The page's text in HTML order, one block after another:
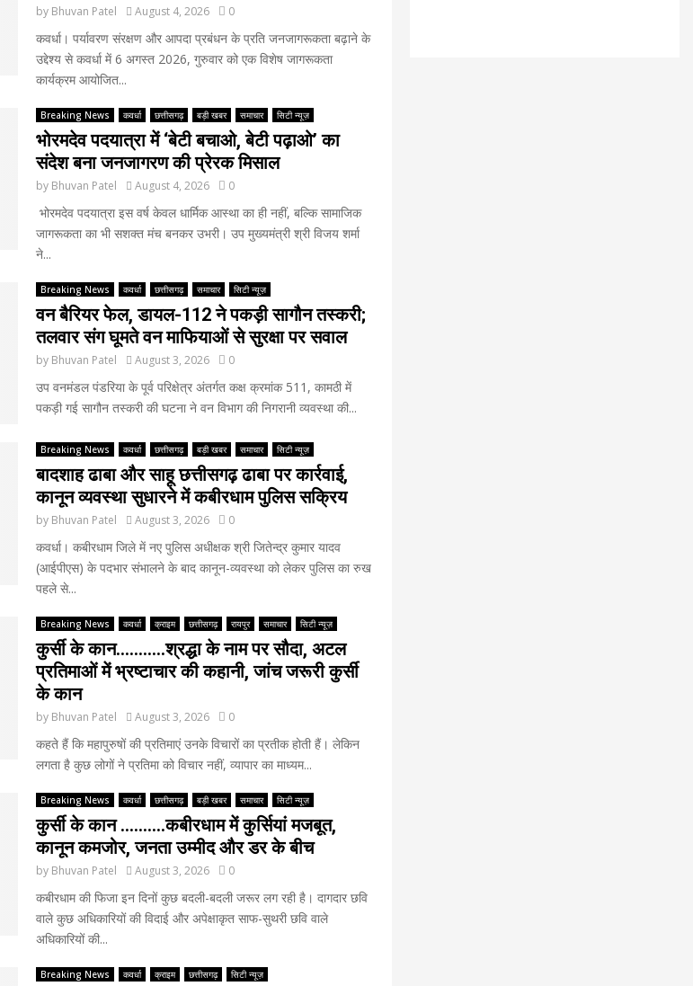
by Bhuvan Patel August 4, 2026 0
कवर्धा। पर्यावरण संरक्षण और आपदा प्रबंधन के प्रति जनजागरूकता बढ़ाने के
उद्देश्य से कवर्धा में 6 अगस्त 2026, गुरुवार को एक विशेष जागरूकता
कार्यक्रम आयोजित...
Breaking News कवर्धा छत्तीसगढ़ बड़ी खबर समाचार सिटी न्यूज़
भोरमदेव पदयात्रा में ‘बेटी बचाओ, बेटी पढ़ाओ’ का
संदेश बना जनजागरण की प्रेरक मिसाल
by Bhuvan Patel August 4, 2026 0
भोरमदेव पदयात्रा इस वर्ष केवल धार्मिक आस्था का ही नहीं, बल्कि सामाजिक
जागरूकता का भी सशक्त मंच बनकर उभरी। उप मुख्यमंत्री श्री विजय शर्मा
ने...
Breaking News कवर्धा छत्तीसगढ़ समाचार सिटी न्यूज़
वन बैरियर फेल, डायल-112 ने पकड़ी सागौन तस्करी;
तलवार संग घूमते वन माफियाओं से सुरक्षा पर सवाल
by Bhuvan Patel August 3, 2026 0
उप वनमंडल पंडरिया के पूर्व परिक्षेत्र अंतर्गत कक्ष क्रमांक 511, कामठी में
पकड़ी गई सागौन तस्करी की घटना ने वन विभाग की निगरानी व्यवस्था की...
Breaking News कवर्धा छत्तीसगढ़ बड़ी खबर समाचार सिटी न्यूज़
बादशाह ढाबा और साहू छत्तीसगढ़ ढाबा पर कार्रवाई,
कानून व्यवस्था सुधारने में कबीरधाम पुलिस सक्रिय
by Bhuvan Patel August 3, 2026 0
कवर्धा। कबीरधाम जिले में नए पुलिस अधीक्षक श्री जितेन्द्र कुमार यादव
(आईपीएस) के पदभार संभालने के बाद कानून-व्यवस्था को लेकर पुलिस का रुख
पहले से...
Breaking News कवर्धा क्राइम छत्तीसगढ़ रायपुर समाचार सिटी न्यूज़
कुर्सी के कान………..श्रद्धा के नाम पर सौदा, अटल
प्रतिमाओं में भ्रष्टाचार की कहानी, जांच जरूरी कुर्सी
के कान
by Bhuvan Patel August 3, 2026 0
कहते हैं कि महापुरुषों की प्रतिमाएं उनके विचारों का प्रतीक होती हैं। लेकिन
लगता है कुछ लोगों ने प्रतिमा को विचार नहीं, व्यापार का माध्यम...
Breaking News कवर्धा छत्तीसगढ़ बड़ी खबर समाचार सिटी न्यूज़
कुर्सी के कान ……….कबीरधाम में कुर्सियां मजबूत,
कानून कमजोर, जनता उम्मीद और डर के बीच
by Bhuvan Patel August 3, 2026 0
कबीरधाम की फिजा इन दिनों कुछ बदली-बदली जरूर लग रही है। दागदार छवि
वाले कुछ अधिकारियों की विदाई और अपेक्षाकृत साफ-सुथरी छवि वाले
अधिकारियों की...
Breaking News कवर्धा क्राइम छत्तीसगढ़ सिटी न्यूज़